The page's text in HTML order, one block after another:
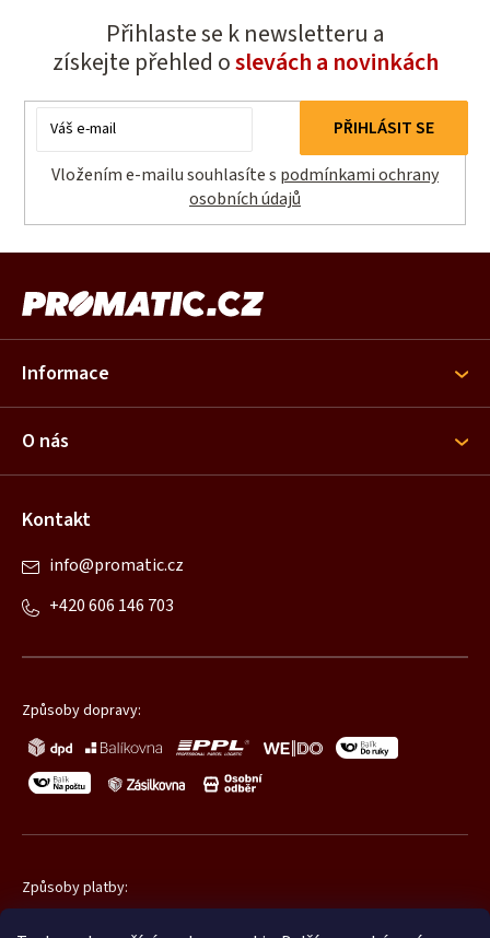
Přihlaste se k newsletteru a
získejte přehled oslevách a novinkách
E-
Vložením e-mailu souhlasíte s podmínkami ochrany
osobních údajů
PŘIHLÁSIT SE
p
t
Informace
O nás
Kontakt
info@promatic.cz
+420 606 146 703
Způsoby dopravy:
Způsoby platby: